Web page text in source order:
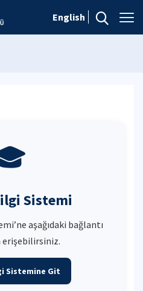
English
Sistemi
aşağıdaki bağlantı
erişebilirsiniz.
Sistemine Git